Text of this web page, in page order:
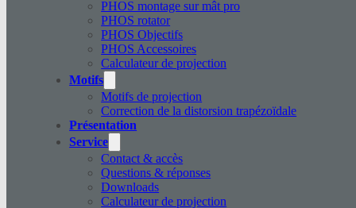
PHOS montage sur mât pro
PHOS rotator
PHOS Objectifs
PHOS Accessoires
Calculateur de projection
Motifs
Motifs de projection
Correction de la distorsion trapézoïdale
Présentation
Service
Contact & accès
Questions & réponses
Downloads
Calculateur de projection